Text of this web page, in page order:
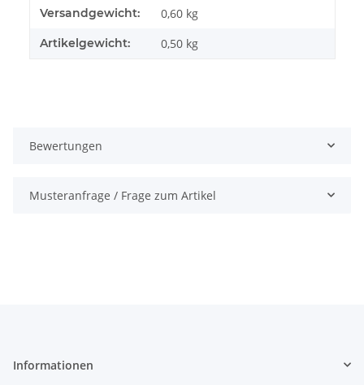
Produkteigenschaft
Wert
Versandgewicht: 0,60 kg
Artikelgewicht: 0,50 kg
Bewertungen
Musteranfrage / Frage zum Artikel
Informationen